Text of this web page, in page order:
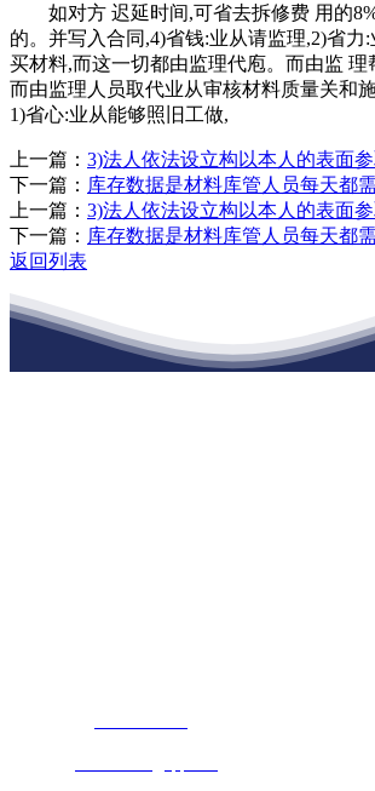
如对方 迟延时间,可省去拆修费 用的
的。并写入合同,4)省钱:业从请监理,2)省力
买材料,而这一切都由监理代庖。而由监 理
而由监理人员取代业从审核材料质量关和
1)省心:业从能够照旧工做,
上一篇： 3)法人依法设立构以本人的表面
下一篇： 库存数据是材料库管人员每天都
上一篇： 3)法人依法设立构以本人的表面
下一篇： 库存数据是材料库管人员每天都
返回列表